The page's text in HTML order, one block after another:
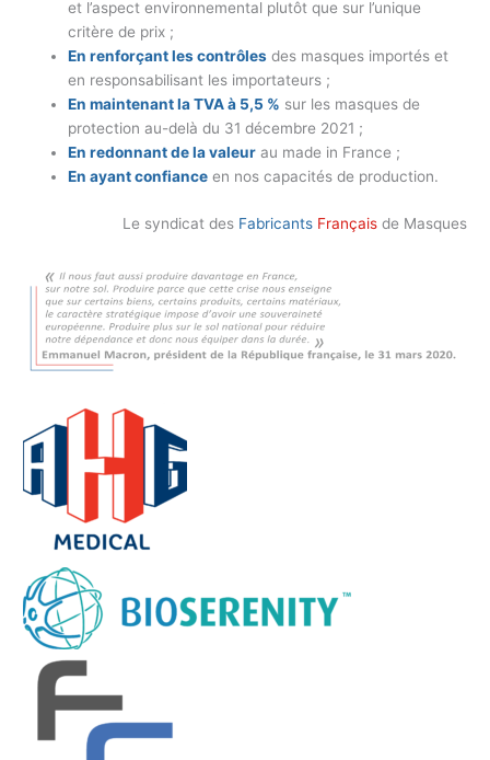
et l’aspect environnemental plutôt que sur l’unique
critère de prix ;
En renforçant les contrôles des masques importés et
en responsabilisant les importateurs ;
En maintenant la TVA à 5,5 % sur les masques de
protection au-delà du 31 décembre 2021 ;
En redonnant de la valeur au made in France ;
En ayant confiance en nos capacités de production.
Le syndicat des Fabricants Françaisde Masques